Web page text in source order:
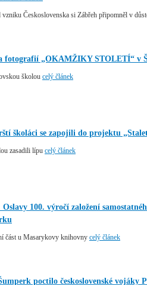
vzniku Československa si Zábřeh připomněl v
fotografií „OKAMŽIKY STOLETÍ“ v
školou celý článek
školáci se zapojili do projektu
zasadili lípu celý článek
100. výročí založení
část u Masarykovy knihovny celý článek
poctilo československé vojáky